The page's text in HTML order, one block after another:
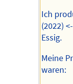
Ich
(2022)
Essig.
Meine
waren: